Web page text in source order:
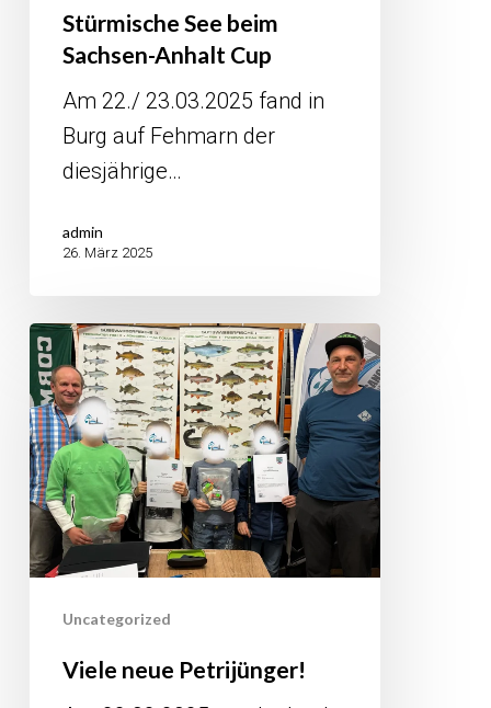
Stürmische See beim
Sachsen-Anhalt Cup
Am 22./ 23.03.2025 fand in
Burg auf Fehmarn der
diesjährige…
admin
26. März 2025
Viele
neue
Petrijünger!
Uncategorized
Viele neue Petrijünger!